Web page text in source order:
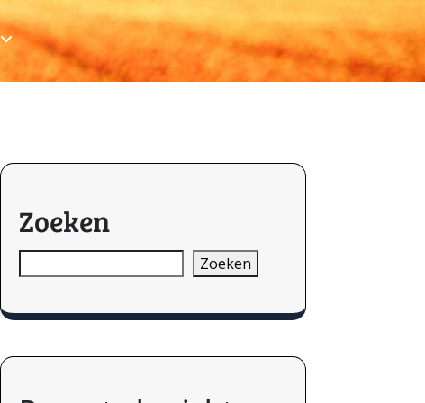
Zoeken
Zoeken